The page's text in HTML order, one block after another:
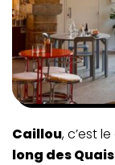
Caillou, c’est
long des